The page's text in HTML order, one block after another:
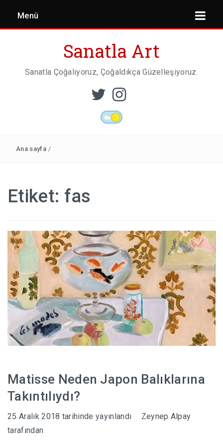
Menü
HABERLER
Sanatla Art
Sanatla Çoğalıyoruz, Çoğaldıkça Güzelleşiyoruz.
Ana sayfa /
Etiket: fas
Matisse Neden Japon Balıklarına
Takıntılıydı?
25 Aralık 2018 tarihinde yayınlandı
Zeynep Alpay
tarafından